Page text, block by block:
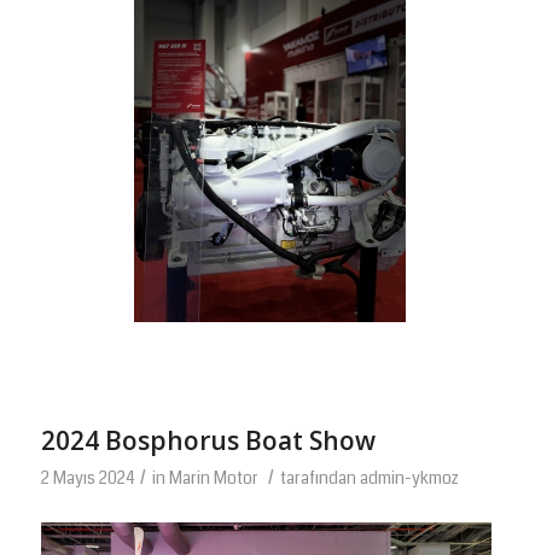
2024 Bosphorus Boat Show
2 Mayıs 2024 / in Marin Motor / tarafından admin-ykmoz